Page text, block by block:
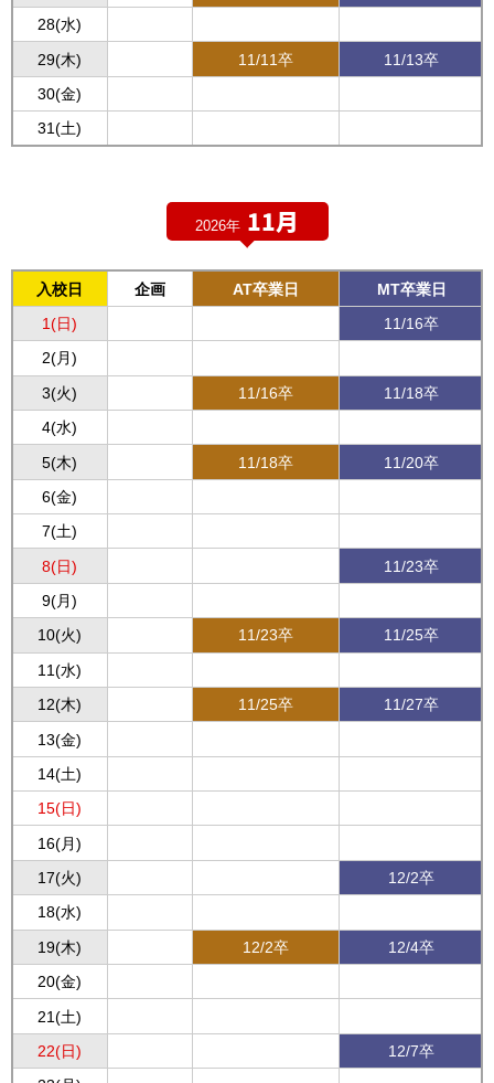
28(水)
29(木)
11/11卒
11/13卒
30(金)
31(土)
2026年 11月
入校日 企画 AT卒業日
MT卒業日
1(日)
11/16卒
2(月)
3(火)
11/16卒
11/18卒
4(水)
5(木)
11/18卒
11/20卒
6(金)
7(土)
8(日)
11/23卒
9(月)
10(火)
11/23卒
11/25卒
11(水)
12(木)
11/25卒
11/27卒
13(金)
14(土)
15(日)
16(月)
17(火)
12/2卒
18(水)
19(木)
12/2卒
12/4卒
20(金)
21(土)
22(日)
12/7卒